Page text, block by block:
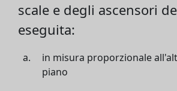
scale e degli ascensori
eseguita:
in misura proporzionale
piano